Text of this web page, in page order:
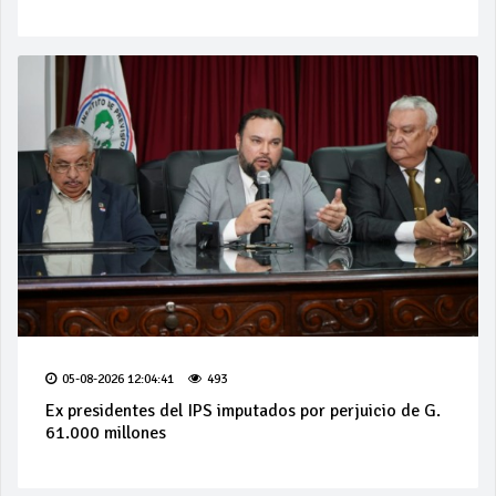
05-08-2026 12:04:41 493
Ex presidentes del IPS imputados por perjuicio de G.
61.000 millones